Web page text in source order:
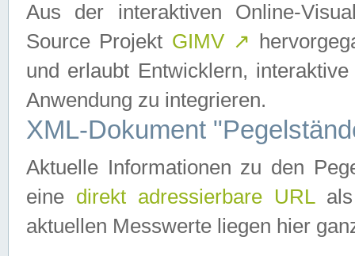
Aus der interaktiven Online-
Source Projekt GIMV ↗
und erlaubt Entwicklern,
Anwendung zu integrieren.
XML-Dokument
Aktuelle Informationen zu den
eine direkt adressierbare URLals
aktuellen Messwerte liegen hier